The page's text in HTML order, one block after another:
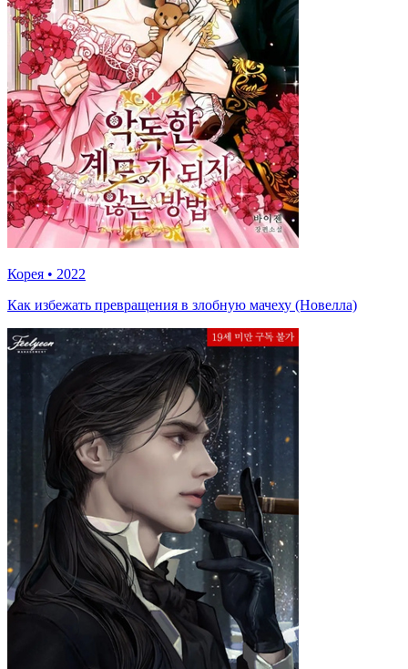
Корея • 2022
Как избежать превращения в злобную мачеху (Новелла)